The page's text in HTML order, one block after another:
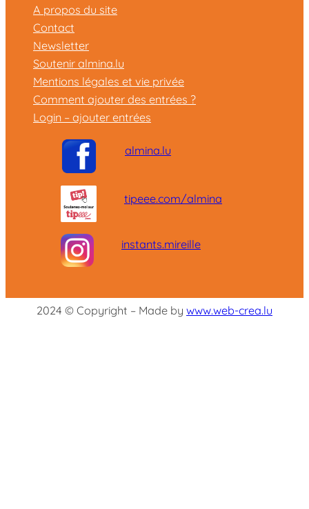
A propos du site
Contact
Newsletter
Soutenir almina.lu
Mentions légales et vie privée
Comment ajouter des entrées ?
Login – ajouter entrées
almina.lu
tipeee.com/almina
instants.mireille
2024 © Copyright – Made by www.web-crea.lu